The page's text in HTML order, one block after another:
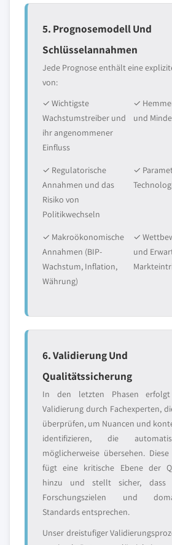
5. Prognosemodell Und
Schlüsselannahmen
Jede Prognose enthält eine
von:
✓ Wichtigste
Wachstumstreiber und
ihr angenommener
Einfluss
✓
und
✓ Regulatorische
Annahmen und das
Risiko von
Politikwechseln
✓
✓ Makroökonomische
Annahmen (BIP-
Wachstum, Inflation,
Währung)
✓
und
6. Validierung Und
Qualitätssicherung
In den letzten Phasen
Validierung durch Fachexperten,
überprüfen, um Nuancen und
identifizieren, die
möglicherweise übersehen.
fügt eine kritische Ebene der
hinzu und stellt sicher, dass
Forschungszielen und
Standards entsprechen.
Unser dreistufiger